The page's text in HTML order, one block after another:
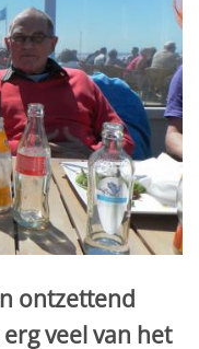
ontzettend
veel van het